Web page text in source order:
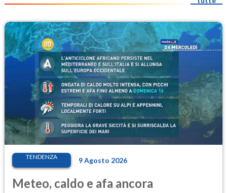
TENDENZA 9 Agosto 2026
Meteo, caldo e afa ancora